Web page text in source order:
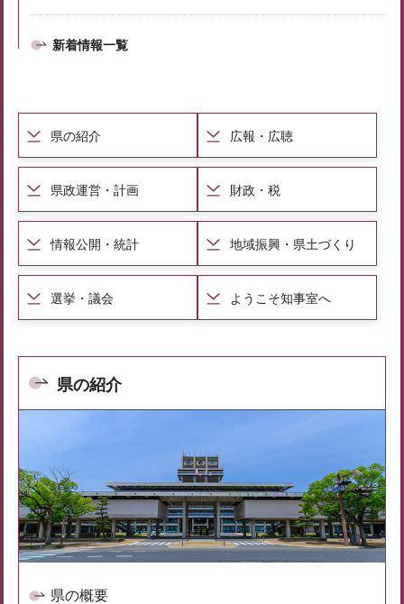
新着情報一覧
県の紹介 広報・広聴
県政運営・計画 財政・税
情報公開・統計 地域振興・県土づくり
選挙・議会 ようこそ知事室へ
県の紹介
県の概要